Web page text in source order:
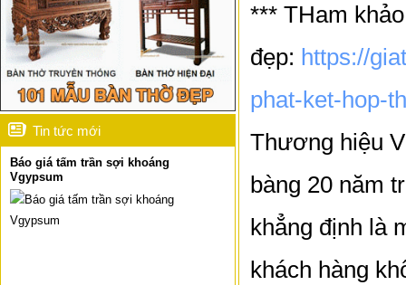
Tin tức mới
Báo giá tấm trần sợi khoáng
Vgypsum
*** THam
đẹp: https://
phat-ket-hop-
Thương hiệu
bàng 20 năm
khẳng định là
khách hàng